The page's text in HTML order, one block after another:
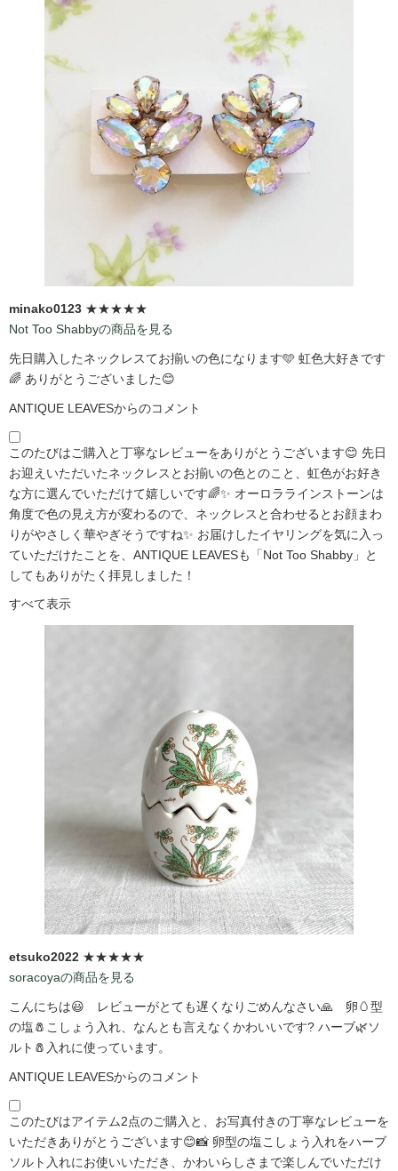
minako0123 ★★★★★
Not Too Shabbyの商品を見る
先日購入したネックレスてお揃いの色になります🩵 虹色大好きです
🌈 ありがとうございました😊
ANTIQUE LEAVESからのコメント
このたびはご購入と丁寧なレビューをありがとうございます😊 先日
お迎えいただいたネックレスとお揃いの色とのこと、虹色がお好き
な方に選んでいただけて嬉しいです🌈✨ オーロララインストーンは
角度で色の見え方が変わるので、ネックレスと合わせるとお顔まわ
りがやさしく華やぎそうですね✨ お届けしたイヤリングを気に入っ
ていただけたことを、ANTIQUE LEAVESも「Not Too Shabby」と
してもありがたく拝見しました！
すべて表示
etsuko2022 ★★★★★
soracoyaの商品を見る
こんにちは😃 レビューがとても遅くなりごめんなさい🙏 卵🥚型
の塩🧂こしょう入れ、なんとも言えなくかわいいです?️ ハーブ🌿ソ
ルト🧂入れに使っています。
ANTIQUE LEAVESからのコメント
このたびはアイテム2点のご購入と、お写真付きの丁寧なレビューを
いただきありがとうございます😊📸 卵型の塩こしょう入れをハーブ
ソルト入れにお使いいただき、かわいらしさまで楽しんでいただけ